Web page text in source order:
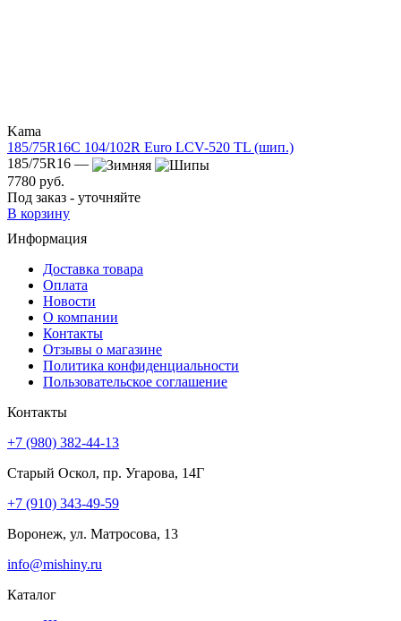
Kama
185/75R16C 104/102R Euro LCV-520 TL (шип.)
185/75R16 —
7780 руб.
Под заказ - уточняйте
В корзину
Информация
Доставка товара
Оплата
Новости
О компании
Контакты
Отзывы о магазине
Политика конфиденциальности
Пользовательское соглашение
Контакты
+7 (980) 382-44-13
Старый Оскол, пр. Угарова, 14Г
+7 (910) 343-49-59
Воронеж, ул. Матросова, 13
info@mishiny.ru
Каталог